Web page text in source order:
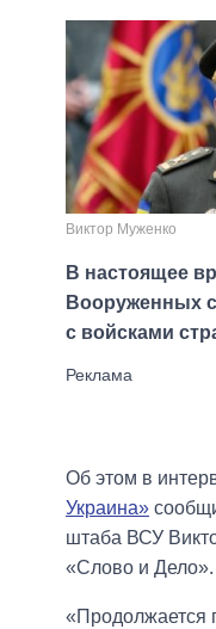
Виктор Муженко
В настоящее
Вооруженных
с войсками
Об этом в
Украина»
штаба ВСУ
«Слово и Дело».
«Продолжается